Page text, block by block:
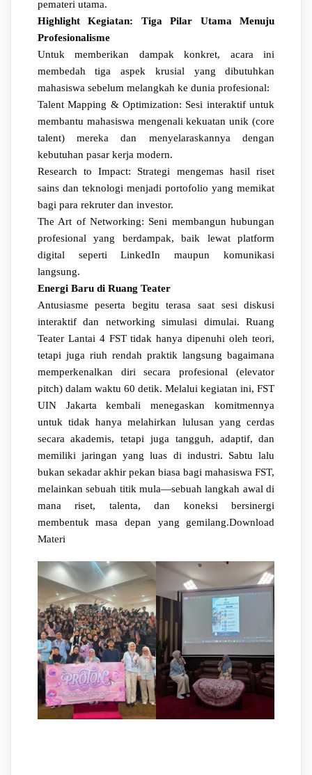
pemateri utama.
Highlight Kegiatan: Tiga Pilar Utama Menuju
Profesionalisme
Untuk memberikan dampak konkret, acara ini
membedah tiga aspek krusial yang dibutuhkan
mahasiswa sebelum melangkah ke dunia profesional:
Talent Mapping & Optimization: Sesi interaktif untuk
membantu mahasiswa mengenali kekuatan unik (core
talent) mereka dan menyelaraskannya dengan
kebutuhan pasar kerja modern.
Research to Impact: Strategi mengemas hasil riset
sains dan teknologi menjadi portofolio yang memikat
bagi para rekruter dan investor.
The Art of Networking: Seni membangun hubungan
profesional yang berdampak, baik lewat platform
digital seperti LinkedIn maupun komunikasi
langsung.
Energi Baru di Ruang Teater
Antusiasme peserta begitu terasa saat sesi diskusi
interaktif dan networking simulasi dimulai. Ruang
Teater Lantai 4 FST tidak hanya dipenuhi oleh teori,
tetapi juga riuh rendah praktik langsung bagaimana
memperkenalkan diri secara profesional (elevator
pitch) dalam waktu 60 detik. Melalui kegiatan ini, FST
UIN Jakarta kembali menegaskan komitmennya
untuk tidak hanya melahirkan lulusan yang cerdas
secara akademis, tetapi juga tangguh, adaptif, dan
memiliki jaringan yang luas di industri. Sabtu lalu
bukan sekadar akhir pekan biasa bagi mahasiswa FST,
melainkan sebuah titik mula—sebuah langkah awal di
mana riset, talenta, dan koneksi bersinergi
membentuk masa depan yang gemilang.Download
Materi